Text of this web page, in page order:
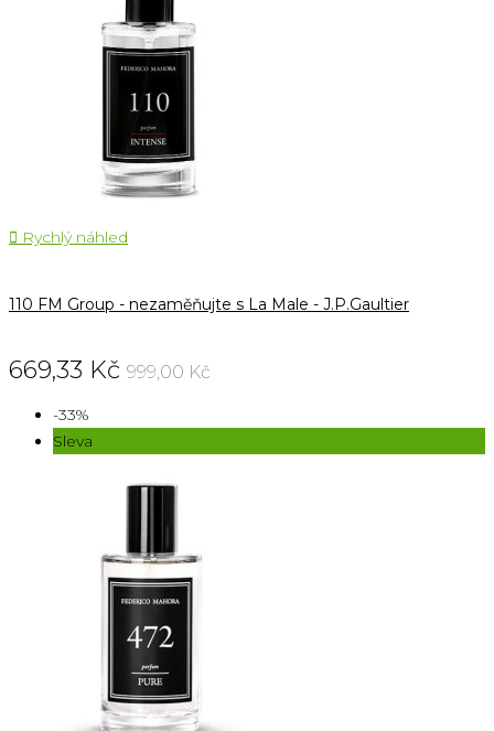
 Rychlý náhled
110 FM Group - nezaměňujte s La Male - J.P.Gaultier
669,33 Kč 999,00 Kč
-33%
Sleva